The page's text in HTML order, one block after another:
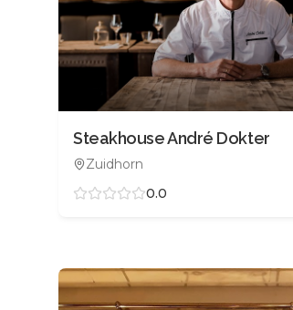
Steakhouse André Dokter
Zuidhorn
0.0